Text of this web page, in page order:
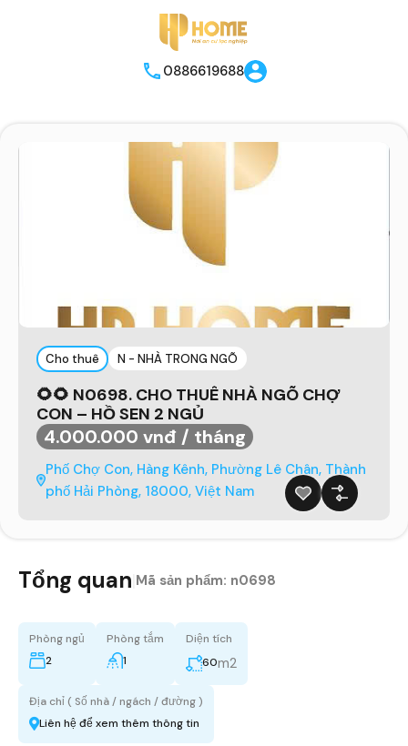
0886619688
Cho thuê N - NHÀ TRONG NGÕ
🌻🌻 N0698. CHO THUÊ NHÀ NGÕ CHỢ
CON – HỒ SEN 2 NGỦ
4.000.000 vnđ / tháng
Phố Chợ Con, Hàng Kênh, Phường Lê Chân, Thành
phố Hải Phòng, 18000, Việt Nam
Tổng quan Mã sản phẩm: n0698
Phòng ngủ
2
Phòng tắm
1
Diện tích
60m2
Địa chỉ ( Số nhà / ngách / đường )
Liên hệ để xem thêm thông tin